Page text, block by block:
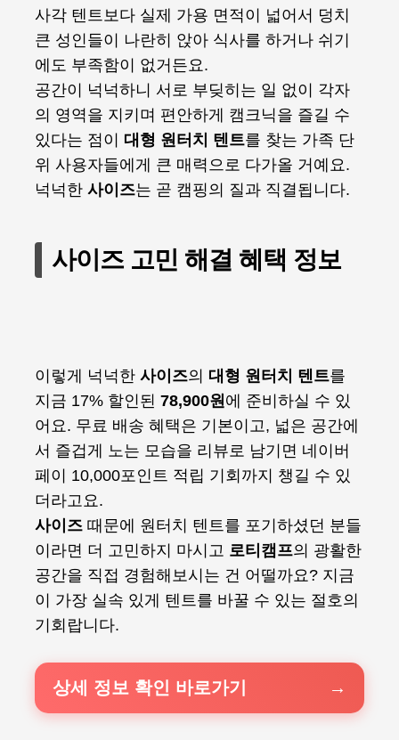
사각 텐트보다 실제 가용 면적이 넓어서 덩치
큰 성인들이 나란히 앉아 식사를 하거나 쉬기
에도 부족함이 없거든요.
공간이 넉넉하니 서로 부딪히는 일 없이 각자
의 영역을 지키며 편안하게 캠크닉을 즐길 수
있다는 점이 대형 원터치 텐트를 찾는 가족 단
위 사용자들에게 큰 매력으로 다가올 거예요.
넉넉한 사이즈는 곧 캠핑의 질과 직결됩니다.
사이즈 고민 해결 혜택 정보
이렇게 넉넉한 사이즈의 대형 원터치 텐트를
지금 17% 할인된 78,900원에 준비하실 수 있
어요. 무료 배송 혜택은 기본이고, 넓은 공간에
서 즐겁게 노는 모습을 리뷰로 남기면 네이버
페이 10,000포인트 적립 기회까지 챙길 수 있
더라고요.
사이즈 때문에 원터치 텐트를 포기하셨던 분들
이라면 더 고민하지 마시고 로티캠프의 광활한
공간을 직접 경험해보시는 건 어떨까요? 지금
이 가장 실속 있게 텐트를 바꿀 수 있는 절호의
기회랍니다.
상세 정보 확인 바로가기